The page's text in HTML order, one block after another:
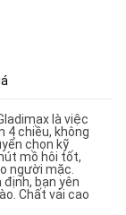
là việc
4 chiều, không
chọn kỹ
mồ hôi tốt,
người mặc.
bạn yên
Chất vải cao